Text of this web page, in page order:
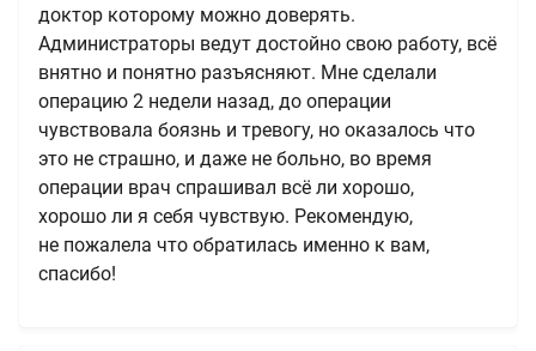
доктор которому можно доверять.
Администраторы ведут достойно свою работу, всё
внятно и понятно разъясняют. Мне сделали
операцию 2 недели назад, до операции
чувствовала боязнь и тревогу, но оказалось что
это не страшно, и даже не больно, во время
операции врач спрашивал всё ли хорошо,
хорошо ли я себя чувствую. Рекомендую,
не пожалела что обратилась именно к вам,
спасибо!